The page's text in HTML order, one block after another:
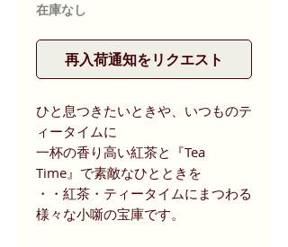
在庫なし
再入荷通知をリクエスト
ひと息つきたいときや、いつものテ
ィータイムに
一杯の香り高い紅茶と『Tea
Time』で素敵なひとときを
・・紅茶・ティータイムにまつわる
様々な小噺の宝庫です。